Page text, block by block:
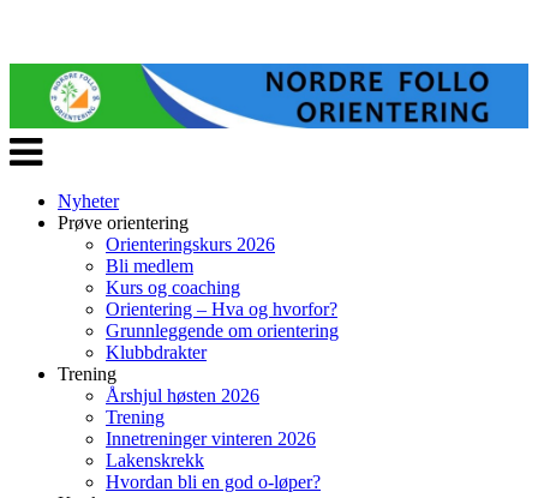
Veksle
navigasjon
Nyheter
Prøve orientering
Orienteringskurs 2026
Bli medlem
Kurs og coaching
Orientering – Hva og hvorfor?
Grunnleggende om orientering
Klubbdrakter
Trening
Årshjul høsten 2026
Trening
Innetreninger vinteren 2026
Lakenskrekk
Hvordan bli en god o-løper?